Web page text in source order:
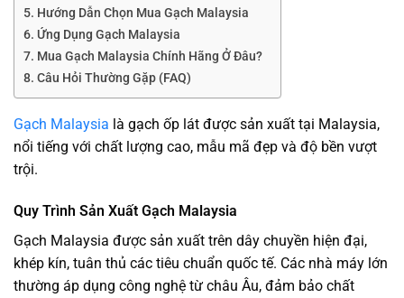
Hướng Dẫn Chọn Mua Gạch Malaysia
Ứng Dụng Gạch Malaysia
Mua Gạch Malaysia Chính Hãng Ở Đâu?
Câu Hỏi Thường Gặp (FAQ)
Gạch Malaysia là gạch ốp lát được sản xuất tại Malaysia,
nổi tiếng với chất lượng cao, mẫu mã đẹp và độ bền vượt
trội.
Quy Trình Sản Xuất Gạch Malaysia
Gạch Malaysia được sản xuất trên dây chuyền hiện đại,
khép kín, tuân thủ các tiêu chuẩn quốc tế. Các nhà máy lớn
thường áp dụng công nghệ từ châu Âu, đảm bảo chất